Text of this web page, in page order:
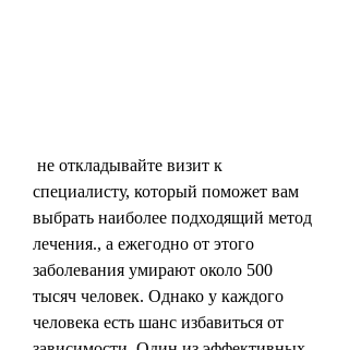
специалисту, который поможет вам
выбрать наиболее подходящий метод
лечения., а ежегодно от этого
заболевания умирают около 500
тысяч человек. Однако у каждого
человека есть шанс избавиться от